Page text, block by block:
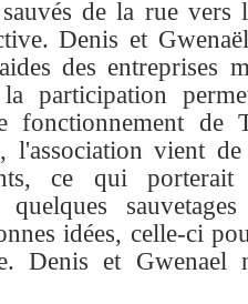
sauvés de la rue vers
Denis et
des entreprises
participation
fonctionnement
l'association vient
ce qui
sauvetages
idées, celle-ci
Denis et Gwenael